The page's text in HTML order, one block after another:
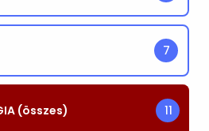
7
(összes) 11